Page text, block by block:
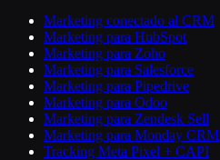
Marketing conectado al CRM
Marketing para HubSpot
Marketing para Zoho
Marketing para Salesforce
Marketing para Pipedrive
Marketing para Odoo
Marketing para Zendesk Sell
Marketing para Monday CRM
Tracking Meta Pixel + CAPI